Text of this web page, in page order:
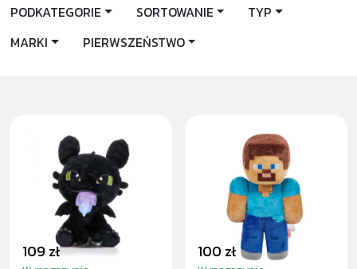
PODKATEGORIE SORTOWANIE
TYP
MARKI
PIERWSZEŃSTWO
TOOTHLESS FIRE
30 CM - PLUSH
109 zł
MINECRAFT
STEVE - PLUSH
TOY 30CM
100 zł